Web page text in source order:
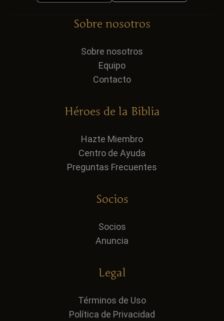
Sobre nosotros
Sobre nosotros
Equipo
Contacto
Héroes de la Biblia
Hazte Miembro
Centro de Ayuda
Preguntas Frecuentes
Socios
Socios
Anuncia
Legal
Términos de Uso
Política de Privacidad